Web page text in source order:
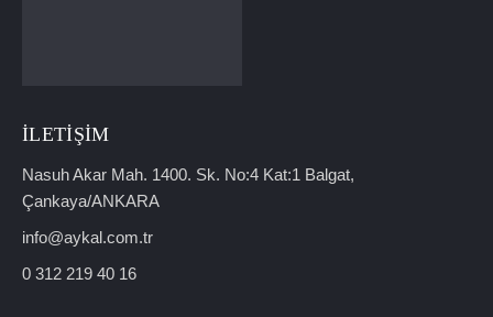
İLETIŞIM
Nasuh Akar Mah. 1400. Sk. No:4 Kat:1 Balgat,
Çankaya/ANKARA
info@aykal.com.tr
0 312 219 40 16